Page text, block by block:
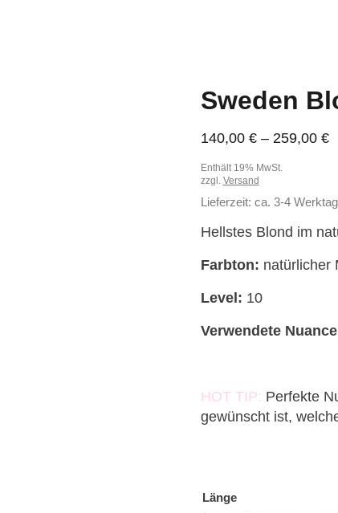
Sweden
140,00 € – 259,00 €
Enthält 19% MwSt.
zzgl. Versand
Lieferzeit: ca. 3-4
Hellstes Blond im
Farbton: natürlicher
Level: 10
Verwendete
HOT TIP: Perfekte
gewünscht ist,
Länge